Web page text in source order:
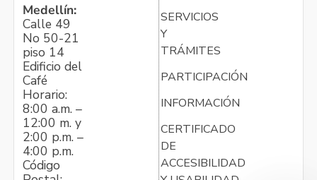
Medellín:
Calle 49
No 50-21
piso 14
Edificio del
Café
Horario:
8:00 a.m. –
12:00 m. y
2:00 p.m. –
4:00 p.m.
Código
SERVICIOS
Y
TRÁMITES
PARTICIPACIÓN
INFORMACIÓN
CERTIFICADO
DE
ACCESIBILIDAD